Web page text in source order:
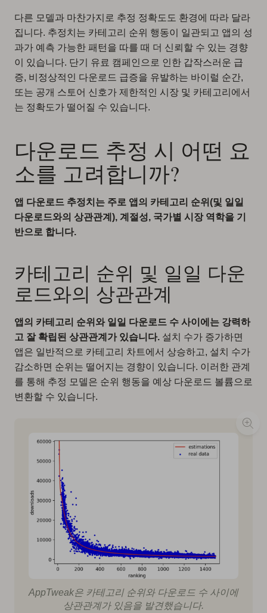
다른 모델과 마찬가지로 추정 정확도도 환경에 따라 달라
집니다. 추정치는 카테고리 순위 행동이 일관되고 앱의 성
과가 예측 가능한 패턴을 따를 때 더 신뢰할 수 있는 경향
이 있습니다. 단기 유료 캠페인으로 인한 갑작스러운 급
증, 비정상적인 다운로드 급증을 유발하는 바이럴 순간,
또는 공개 스토어 신호가 제한적인 시장 및 카테고리에서
는 정확도가 떨어질 수 있습니다.
다운로드 추정 시 어떤 요
소를 고려합니까?
앱 다운로드 추정치는 주로 앱의 카테고리 순위(및 일일
다운로드와의 상관관계), 계절성, 국가별 시장 역학을 기
반으로 합니다.
카테고리 순위 및 일일 다운
로드와의 상관관계
앱의 카테고리 순위와 일일 다운로드 수 사이에는 강력하
고 잘 확립된 상관관계가 있습니다. 설치 수가 증가하면
앱은 일반적으로 카테고리 차트에서 상승하고, 설치 수가
감소하면 순위는 떨어지는 경향이 있습니다. 이러한 관계
를 통해 추정 모델은 순위 행동을 예상 다운로드 볼륨으로
변환할 수 있습니다.
AppTweak은 카테고리 순위와 다운로드 수 사이에
상관관계가 있음을 발견했습니다.